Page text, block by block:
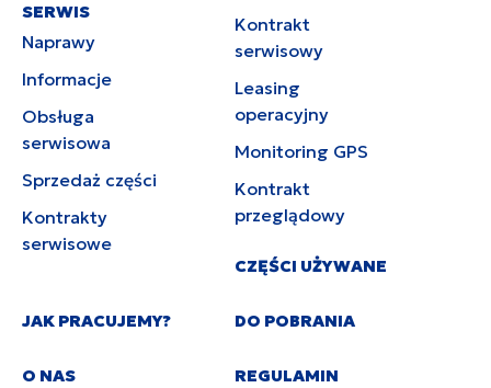
SERWIS
Naprawy
Informacje
Obsługa
serwisowa
Sprzedaż części
Kontrakty
serwisowe
Kontrakt
serwisowy
Leasing
operacyjny
Monitoring GPS
Kontrakt
przeglądowy
CZĘŚCI UŻYWANE
JAK PRACUJEMY?
O NAS
DO POBRANIA
REGULAMIN